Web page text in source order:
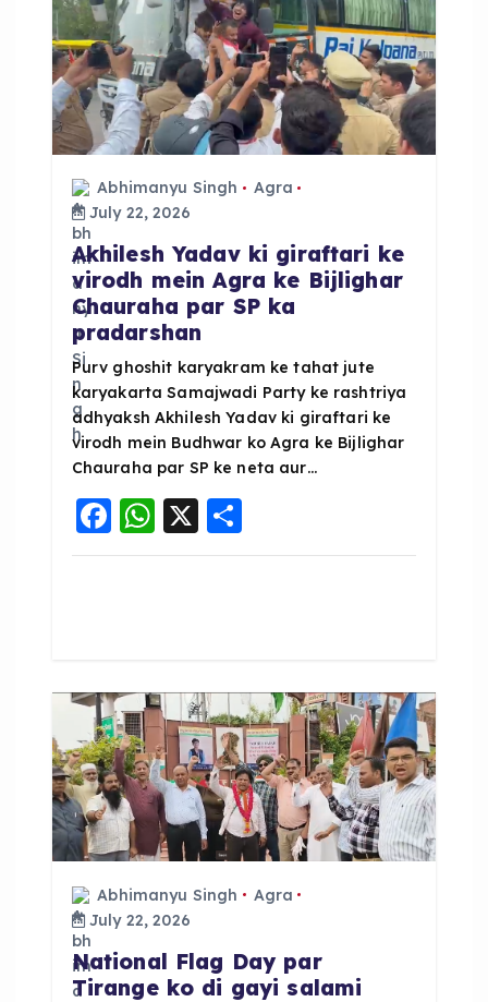
a
t
Abhimanyu Singh
Agra
July 22, 2026
Akhilesh Yadav ki giraftari ke
virodh mein Agra ke Bijlighar
Chauraha par SP ka
pradarshan
Purv ghoshit karyakram ke tahat jute
karyakarta Samajwadi Party ke rashtriya
adhyaksh Akhilesh Yadav ki giraftari ke
virodh mein Budhwar ko Agra ke Bijlighar
Chauraha par SP ke neta aur…
F
a
o
o
k
W
h
p
p
X S
h
Abhimanyu Singh
Agra
July 22, 2026
National Flag Day par
Tirange ko di gayi salami